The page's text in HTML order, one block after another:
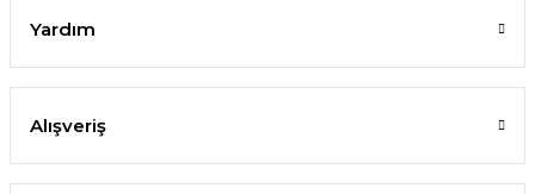
Yardım
Alışveriş